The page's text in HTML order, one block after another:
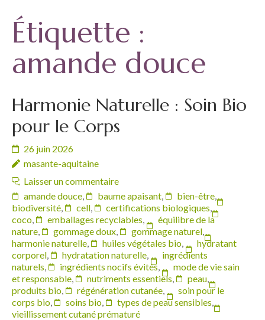
Étiquette :
amande douce
Harmonie Naturelle : Soin Bio
pour le Corps
26 juin 2026
masante-aquitaine
Laisser un commentaire
amande douce, baume apaisant, bien-être,
biodiversité, cell, certifications biologiques,
coco, emballages recyclables,
équilibre de la
nature, gommage doux, gommage naturel,
harmonie naturelle, huiles végétales bio,
hydratant
corporel, hydratation naturelle,
ingrédients
naturels, ingrédients nocifs évités,
mode de vie sain
et responsable, nutriments essentiels, peau,
produits bio, régénération cutanée,
soin pour le
corps bio, soins bio, types de peau sensibles,
vieillissement cutané prématuré